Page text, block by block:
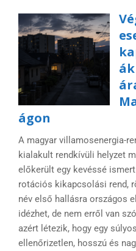
ágon
A magyar villamosenergia-
kialakult rendkívüli helyzet
előkerült egy kevéssé
rotációs kikapcsolási rend,
név első hallásra országos
idézhet, de nem erről van
azért létezik, hogy egy
ellenőrizetlen, hosszú és